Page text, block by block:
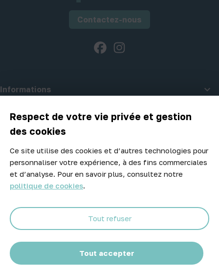
Respect de votre vie privée et gestion
des cookies
Ce site utilise des cookies et d’autres technologies pour
personnaliser votre expérience, à des fins commerciales
et d’analyse. Pour en savoir plus, consultez notre
politique de cookies.
Tout accepter
Tout refuser
Contactez-nous
Facebook
Informations 
A propos d'Atelier Piscine
Newsletter
Ne manquez aucune opportunité ! Restez informé de nos meilleurs
prix et nouveaux arrivages.
Abonnez-vous